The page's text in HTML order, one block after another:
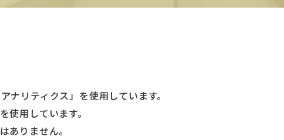
リティクス」を使用しています。
用しています。
ありません。